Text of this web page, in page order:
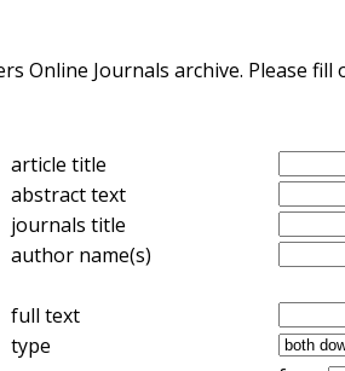
Online Journals archive. Please
article title
abstract text
journals title
author name(s)
full text
type